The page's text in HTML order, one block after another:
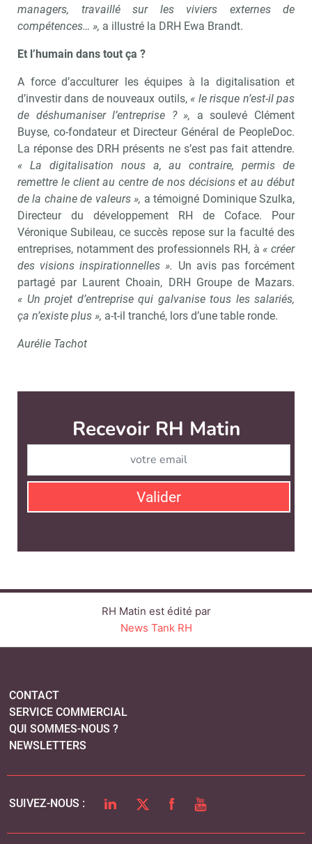
managers, travaillé sur les viviers externes de
compétences… », a illustré la DRH Ewa Brandt.
Et l’humain dans tout ça ?
A force d’acculturer les équipes à la digitalisation et
d’investir dans de nouveaux outils, « le risque n’est-il pas
de déshumaniser l’entreprise ? », a soulevé Clément
Buyse, co-fondateur et Directeur Général de PeopleDoc.
La réponse des DRH présents ne s’est pas fait attendre.
« La digitalisation nous a, au contraire, permis de
remettre le client au centre de nos décisions et au début
de la chaine de valeurs », a témoigné Dominique Szulka,
Directeur du développement RH de Coface. Pour
Véronique Subileau, ce succès repose sur la faculté des
entreprises, notamment des professionnels RH, à « créer
des visions inspirationnelles ». Un avis pas forcément
partagé par Laurent Choain, DRH Groupe de Mazars.
« Un projet d’entreprise qui galvanise tous les salariés,
ça n’existe plus », a-t-il tranché, lors d’une table ronde.
Aurélie Tachot
Recevoir RH Matin
Valider
RH Matin est édité par
News Tank RH
CONTACT
SERVICE COMMERCIAL
QUI SOMMES-NOUS ?
NEWSLETTERS
SUIVEZ-NOUS : LINKEDINTWITTERFACEBOOK
YOUTUBE